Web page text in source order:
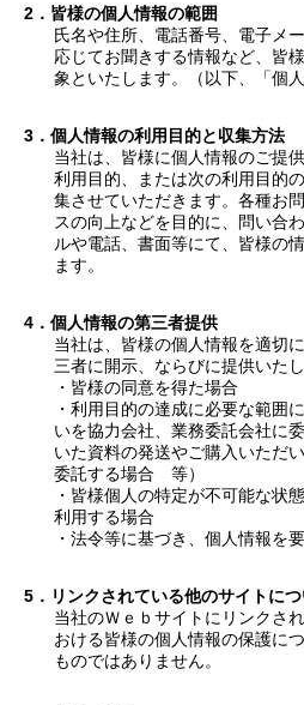
皆様の個人情報の範囲
氏名や住所、電話番号、電子メ
応じてお聞きする情報など、皆
象といたします。（以下、「個
個人情報の利用目的と収集方法
当社は、皆様に個人情報のご提
利用目的、または次の利用目的
集させていただきます。各種お
スの向上などを目的に、問い合
ルや電話、書面等にて、皆様の
ます。
個人情報の第三者提供
当社は、皆様の個人情報を適切
三者に開示、ならびに提供いたし
・皆様の同意を得た場合
・利用目的の達成に必要な範囲
いを協力会社、業務委託会社に
いた資料の発送やご購入いただ
委託する場合 等）
・皆様個人の特定が不可能な状
利用する場合
・法令等に基づき、個人情報を
リンクされている他のサイトに
当社のＷｅｂサイトにリンクさ
おける皆様の個人情報の保護に
ものではありません。